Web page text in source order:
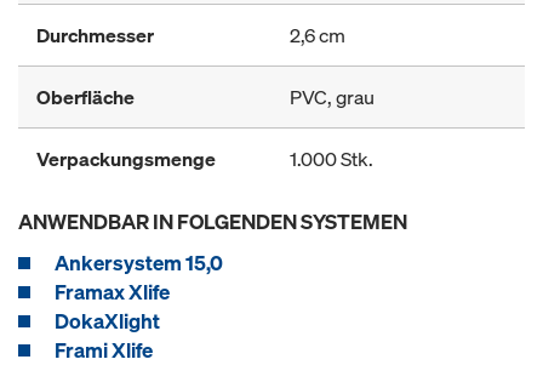
Durchmesser 2,6 cm
Oberfläche PVC, grau
Verpackungsmenge 1.000 Stk.
ANWENDBAR IN FOLGENDEN SYSTEMEN
Ankersystem 15,0
Framax Xlife
DokaXlight
Frami Xlife